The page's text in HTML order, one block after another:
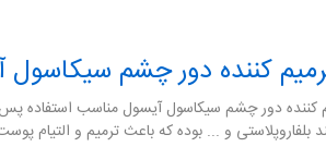
کننده دور چشم سیکاسول
کننده دور چشم سیکاسول آیسول مناسب استفاده
بلفاروپلاستی و ... بوده که باعث ترمیم و التیام